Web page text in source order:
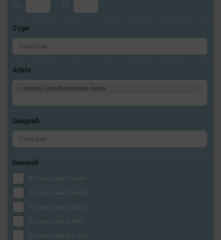
Fra Til
Type
Arkiv
× Stevns Lokalhistoriske Arkiv
Geografi
Generelt
Vis kun med billeder
Vis kun med filmklip
Vis kun med lydklip
Vis kun med kilder
Vis kun med geo-tag